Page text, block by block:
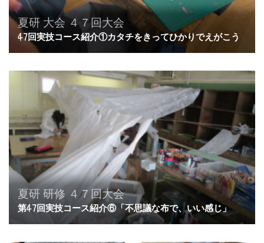
夏研 大会 ４７回大会
47回実技コース紹介①カタチをきってひかりでえがこう
夏研 研修 ４７回大会
第47回実技コース紹介⑥「不思議な布で、いい感じ」